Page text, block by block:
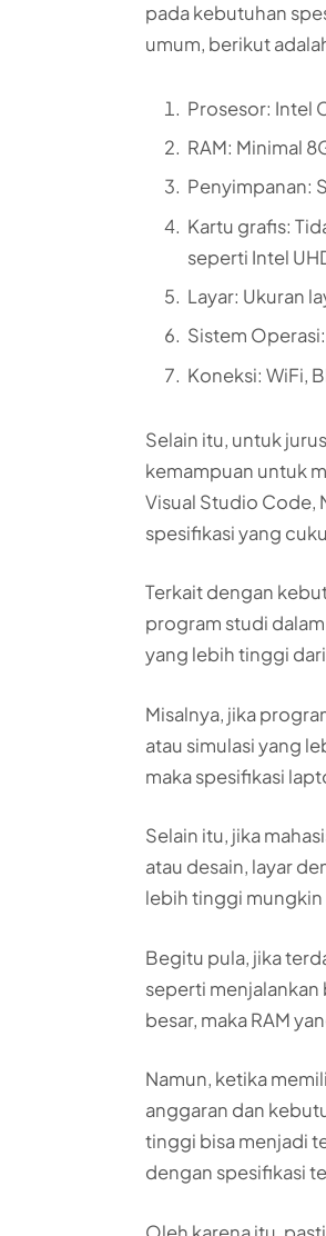
pada kebutuhan
umum, berikut
Prosesor: Intel
RAM: Minimal
Penyimpanan:
Kartu grafis:
seperti Intel
Layar: Ukuran
Sistem
Koneksi: WiFi,
Selain itu, untuk
kemampuan untuk
Visual Studio Code,
spesifikasi yang
Terkait dengan
program studi
yang lebih tinggi
Misalnya, jika
atau simulasi yang
maka spesifikasi
Selain itu, jika
atau desain, layar
lebih tinggi mungkin
Begitu pula, jika
seperti
besar, maka RAM
Namun, ketika
anggaran dan
tinggi bisa menjadi
dengan spesifikasi